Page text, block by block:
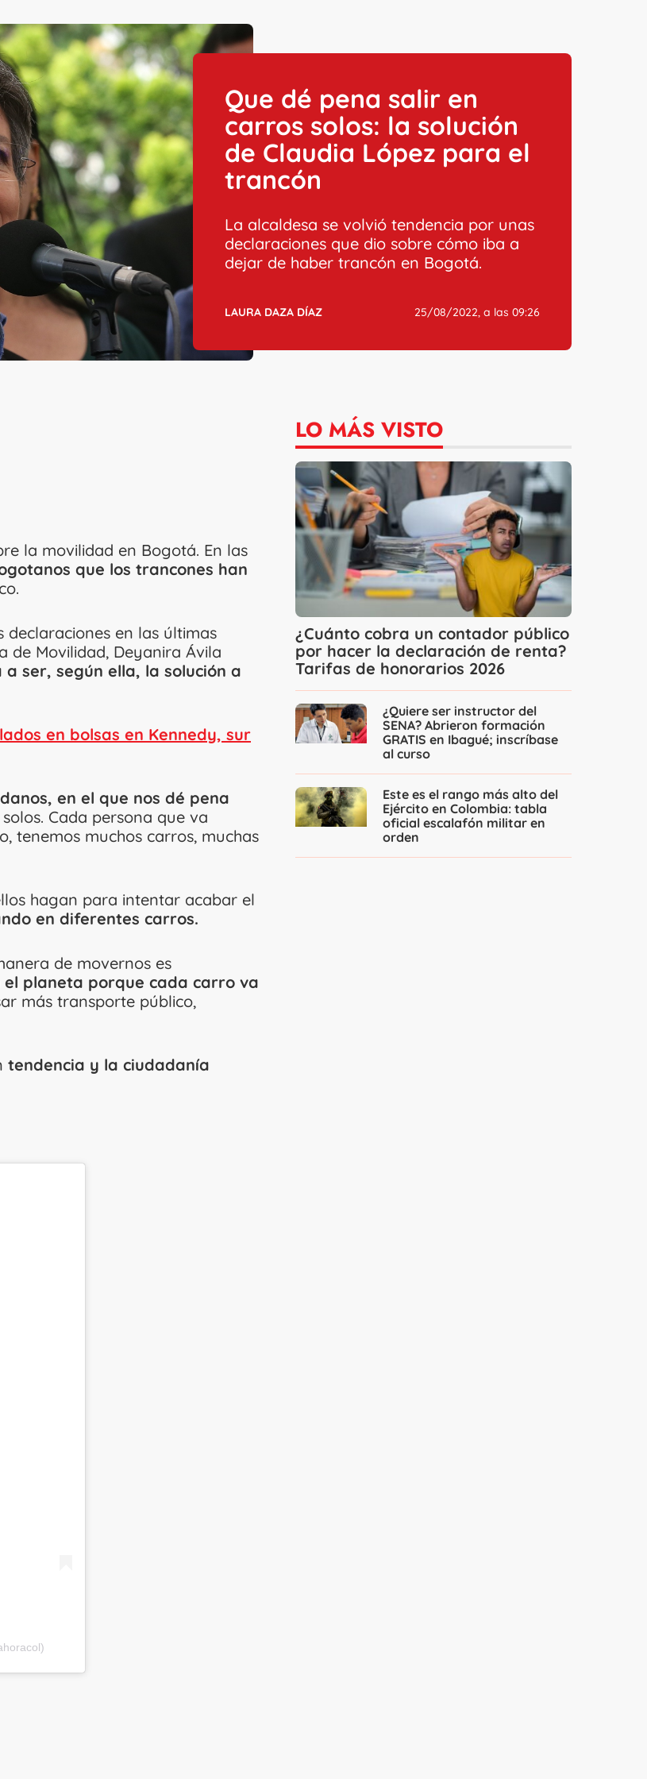
Que dé pena salir en
carros solos: la solución
de Claudia López para el
trancón
La alcaldesa se volvió tendencia por unas
declaraciones que dio sobre cómo iba a
dejar de haber trancón en Bogotá.
LAURA DAZA DÍAZ 25/08/2022, a las 09:26
la movilidad en Bogotá. En las
que los trancones han
declaraciones en las últimas
de Movilidad, Deyanira Ávila
ser, según ella, la solución a
en bolsas en Kennedy, sur
en el que nos dé pena
Cada persona que va
tenemos muchos carros, muchas
hagan para intentar acabar el
en diferentes carros.
de movernos es
el planeta porque cada carro va
más transporte público,
tendencia y la ciudadanía
LO MÁS VISTO
¿Cuánto cobra un contador público
por hacer la declaración de renta?
Tarifas de honorarios 2026
¿Quiere ser instructor del
SENA? Abrieron formación
GRATIS en Ibagué; inscríbase
al curso
Este es el rango más alto del
Ejército en Colombia: tabla
oficial escalafón militar en
orden